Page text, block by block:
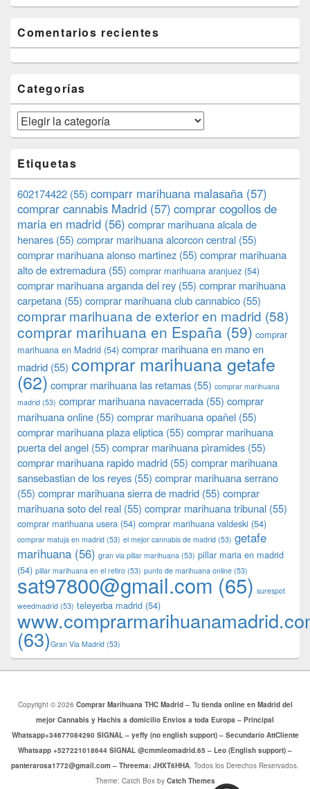
Comentarios recientes
Categorías
Categorías
Etiquetas
602174422 (55) comparr marihuana malasaña (57)
comprar cannabis Madrid (57) comprar cogollos de
maria en madrid (56) comprar marihuana alcala de
henares (55) comprar marihuana alcorcon central (55)
comprar marihuana alonso martinez (55) comprar marihuana
alto de extremadura (55) comprar marihuana aranjuez (54)
comprar marihuana arganda del rey (55) comprar marihuana
carpetana (55) comprar marihuana club cannabico (55)
comprar marihuana de exterior en madrid (58)
comprar marihuana en España (59) comprar
marihuana en Madrid (54) comprar marihuana en mano en
madrid (55) comprar marihuana getafe
(62) comprar marihuana las retamas (55) comprar marihuana
madrid (53) comprar marihuana navacerrada (55) comprar
marihuana online (55) comprar marihuana opañel (55)
comprar marihuana plaza eliptica (55) comprar marihuana
puerta del angel (55) comprar marihuana pìramides (55)
comprar marihuana rapido madrid (55) comprar marihuana
sansebastian de los reyes (55) comprar marihuana serrano
(55) comprar marihuana sierra de madrid (55) comprar
marihuana soto del real (55) comprar marihuana tribunal (55)
comprar marihuana usera (54) comprar marihuana valdeski (54)
comprar matuja en madrid (53) el mejor cannabis de madrid (53) getafe
marihuana (56) gran via pillar marihuana (53) pillar maria en madrid
(54) pillar marihuana en el retiro (53) punto de marihuana online (53)
sat97800@gmail.com (65) surespot
weedmadrid (53) teleyerba madrid (54)
(63)​​Gran Via Madrid (53)
Copyright © 2026 Comprar Marihuana THC Madrid – Tu tienda online en Madrid del
mejor Cannabis y Hachis a domicilio Envios a toda Europa – Principal
Whatsapp+34677084290 SIGNAL – yeffy (no english support) – Secundario AttCliente
Whatsapp +527221018644 SIGNAL @cmmleomadrid.65 – Leo (English support) –
panterarosa1772@gmail.com – Threema: JHXT6HHA. Todos los Derechos Reservados.
Theme: Catch Box by Catch Themes